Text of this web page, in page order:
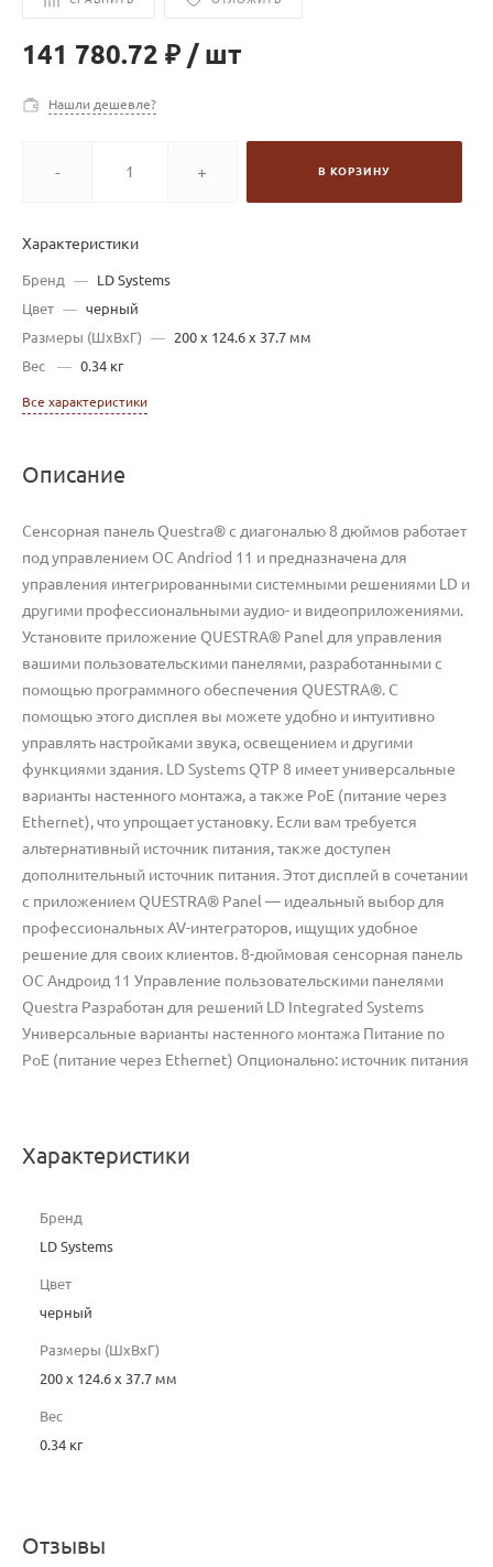
141 780.72 ₽ / шт
Нашли дешевле?
- + В КОРЗИНУ
Характеристики
Бренд —
LD Systems
Цвет — черный
Размеры (ШxВxГ)
—
200 x 124.6 x 37.7 мм
Вес
— 0.34 кг
Все характеристики
Описание
Сенсорная панель Questra® с диагональю 8 дюймов работает
под управлением ОС Andriod 11 и предназначена для
управления интегрированными системными решениями LD и
другими профессиональными аудио- и видеоприложениями.
Установите приложение QUESTRA® Panel для управления
вашими пользовательскими панелями, разработанными с
помощью программного обеспечения QUESTRA®. С
помощью этого дисплея вы можете удобно и интуитивно
управлять настройками звука, освещением и другими
функциями здания. LD Systems QTP 8 имеет универсальные
варианты настенного монтажа, а также PoE (питание через
Ethernet), что упрощает установку. Если вам требуется
альтернативный источник питания, также доступен
дополнительный источник питания. Этот дисплей в сочетании
с приложением QUESTRA® Panel — идеальный выбор для
профессиональных AV-интеграторов, ищущих удобное
решение для своих клиентов. 8-дюймовая сенсорная панель
ОС Андроид 11 Управление пользовательскими панелями
Questra Разработан для решений LD Integrated Systems
Универсальные варианты настенного монтажа Питание по
PoE (питание через Ethernet) Опционально: источник питания
Характеристики
Бренд
LD Systems
Цвет
черный
Размеры (ШxВxГ)
200 x 124.6 x 37.7 мм
Вес
0.34 кг
Отзывы